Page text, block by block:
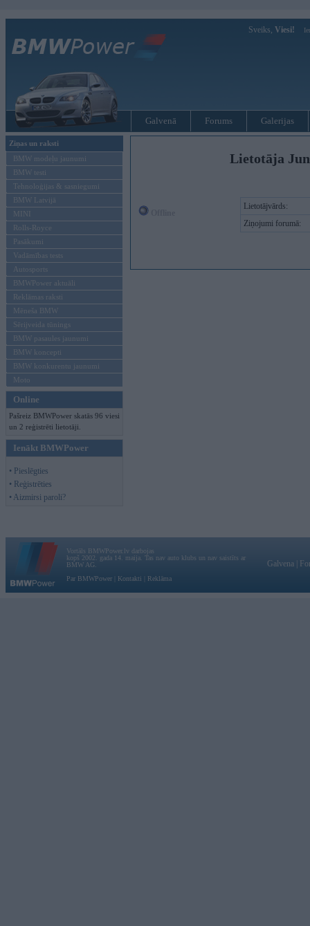
Sveiks, Viesi!
Galvenā Forums Galerijas
Ziņas un raksti
BMW modeļu jaunumi
BMW testi
Tehnoloģijas & sasniegumi
BMW Latvijā
MINI
Rolls-Royce
Pasākumi
Vadāmības tests
Autosports
BMWPower aktuāli
Reklāmas raksti
Mēneša BMW
Sērijveida tūnings
BMW pasaules jaunumi
BMW koncepti
BMW konkurentu jaunumi
Moto
Online
Pašreiz BMWPower skatās 96 viesi
un 2 reģistrēti lietotāji.
Ienākt BMWPower
• Pieslēgties
• Reģistrēties
• Aizmirsi paroli?
Lietotāja
Lietotājvārds:
Ziņojumi forumā:
Vortāls BMWPower.lv darbojas
kopš 2002. gada 14. maija. Tas nav auto klubs un nav saistīts ar
BMW AG.
Par BMWPower
Kontakti Reklāma
Galvena